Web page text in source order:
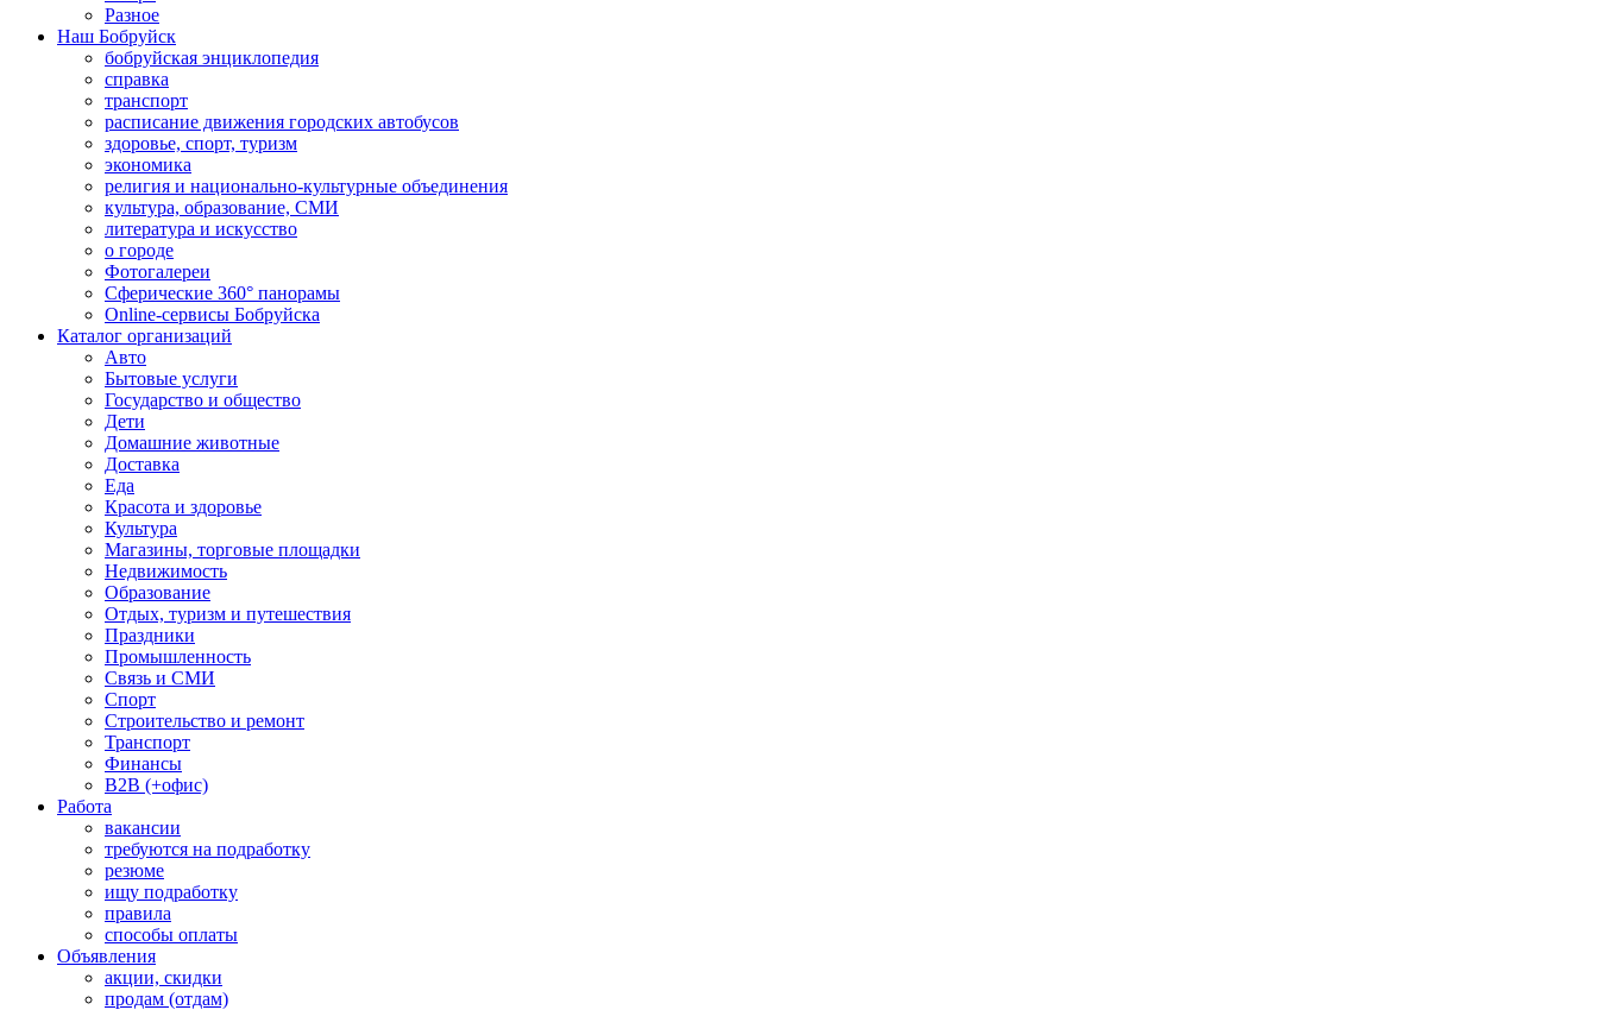
Разное
Наш Бобруйск
бобруйская энциклопедия
справка
транспорт
расписание движения городских автобусов
здоровье, спорт, туризм
экономика
религия и национально-культурные объединения
культура, образование, СМИ
литература и искусство
о городе
Фотогалереи
Сферические 360° панорамы
Online-сервисы Бобруйска
Каталог организаций
Авто
Бытовые услуги
Государство и общество
Дети
Домашние животные
Доставка
Еда
Красота и здоровье
Культура
Магазины, торговые площадки
Недвижимость
Образование
Отдых, туризм и путешествия
Праздники
Промышленность
Связь и СМИ
Спорт
Строительство и ремонт
Транспорт
Финансы
B2B (+офис)
Работа
вакансии
требуются на подработку
резюме
ищу подработку
правила
способы оплаты
Объявления
акции, скидки
продам (отдам)